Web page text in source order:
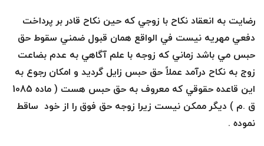
رضايت به انعقاد نكاح با زوجي كه حين نكاح قادر بر پرداخت
دفعي مهريه نيست في الواقع همان قبول ضمني سقوط حق
حبس مي باشد زماني كه زوجه با علم آگاهي به عدم بضاعت
زوج به نكاح درآمد عملاً حق حبس زايل گرديد و امكان رجوع به
اين قاعده حقوقي كه معروف به حق حبس هست ( ماده 1085
ق .م ) ديگر ممكن نيست زيرا زوجه حق فوق را از خود ساقط
نموده .